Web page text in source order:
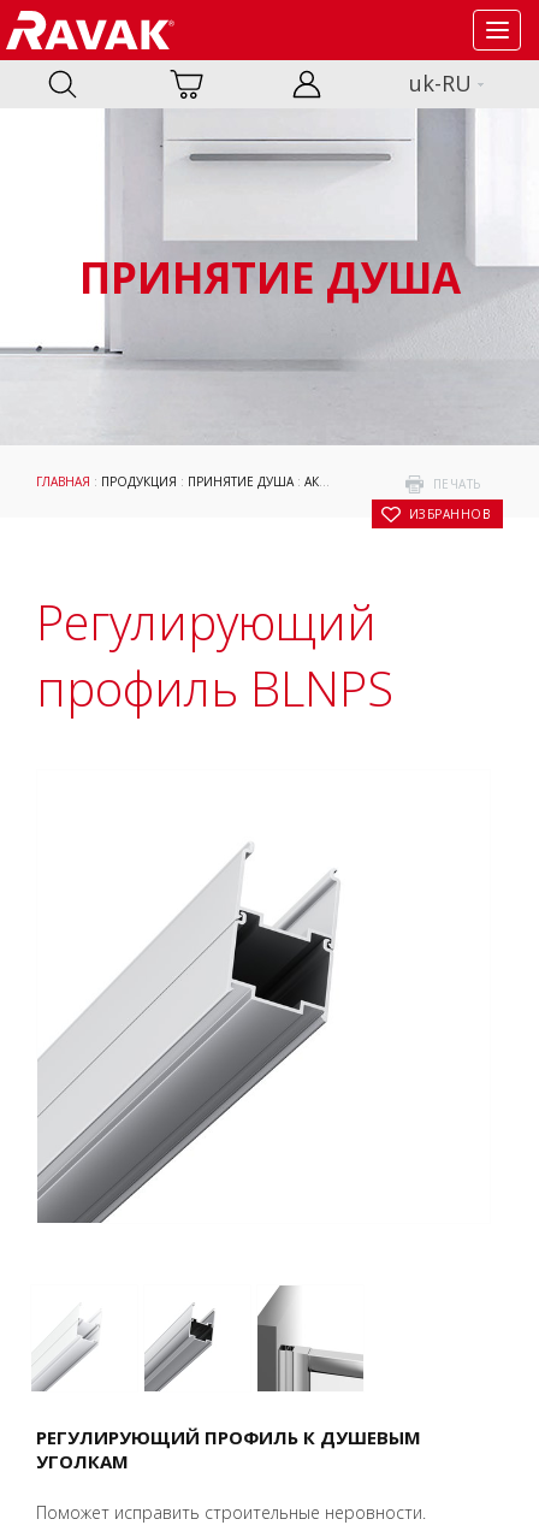
uk-RU
ПРИНЯТИЕ ДУША
ПЕЧАТЬ
В ИЗБРАННОЕ
ГЛАВНАЯ : ПРОДУКЦИЯ : ПРИНЯТИЕ ДУША: АКСЕССУАРЫ РЕГУЛИРУЮЩИЕ
Регулирующий
профиль BLNPS
РЕГУЛИРУЮЩИЙ ПРОФИЛЬ К ДУШЕВЫМ
УГОЛКАМ
Поможет исправить строительные неровности.